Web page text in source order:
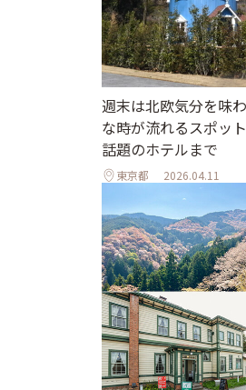
週末は北欧気分を味
な時が流れるスポッ
話題のホテルまで
東京都 2026.04.11